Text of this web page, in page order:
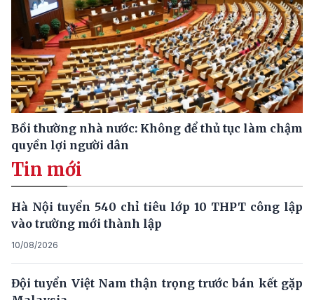
Bồi thường nhà nước: Không để thủ tục làm chậm
quyền lợi người dân
Tin mới
Hà Nội tuyển 540 chỉ tiêu lớp 10 THPT công lập
vào trường mới thành lập
10/08/2026
Đội tuyển Việt Nam thận trọng trước bán kết gặp